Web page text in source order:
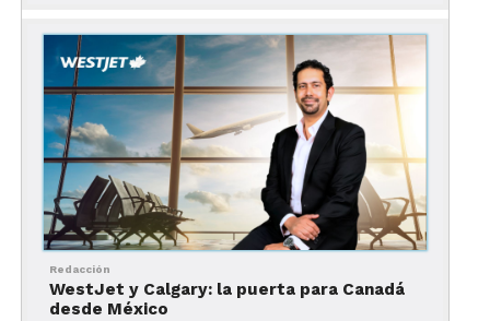
Imágenes: Vancouver ChinaTown
China Gate
Parte del pabellón chino de la
Redacción
WestJet y Calgary: la puerta para Canadá
desde México